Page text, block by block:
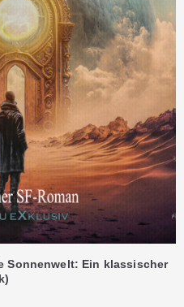
Sonnenwelt: Ein klassischer